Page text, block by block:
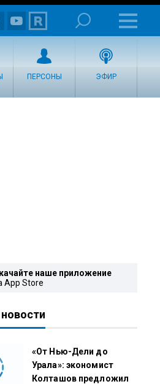
ПЕРСОНЫ ЭФИР
наше приложение
App Store
«От Нью-Дели до
Урала»: экономист
Колташов предложил